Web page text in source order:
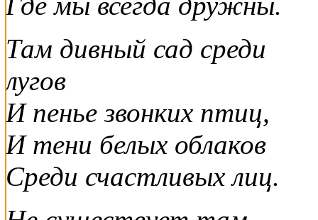
Там дивный сад среди
лугов
И пенье звонких птиц,
И тени белых облаков
Среди счастливых лиц.